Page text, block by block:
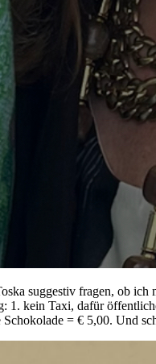
suggestiv fragen, ob
1. kein Taxi, dafür
= € 5,00. Und